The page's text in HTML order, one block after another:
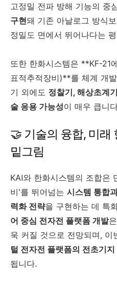
고정밀 전파 방해 기능의 중
구현돼 기존 아날로그 방식
정밀도 면에서 뛰어나다는
또한 한화시스템은 **KF-21
표적추적장비)**를 체계 개
기 외에도 정찰기, 해상초계
술 응용 가능성이 매우 큽니
🤝 기술의 융합, 미래
밑그림
KAI와 한화시스템의 조합은
비'를 뛰어넘는 시스템 통합
력화 전략을 구현하는 데 특
어 중심 전자전 플랫폼 개발
욱 커질 것으로 전망되며, 이
털 전자전 플랫폼의 전초기
됩니다.